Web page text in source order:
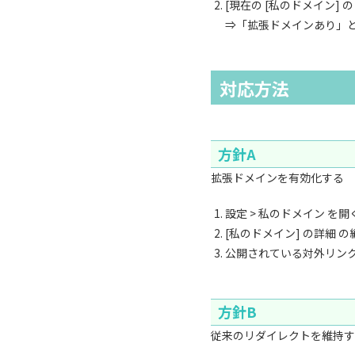
[現在の [私のドメイン]
⇒「拡張ドメインあり」
対応方法
方針A
拡張ドメインを有効化する
設定 > 私のドメイン を開
[私のドメイン] の詳細 の
公開されている対外リン
方針B
従来のリダイレクトを維持